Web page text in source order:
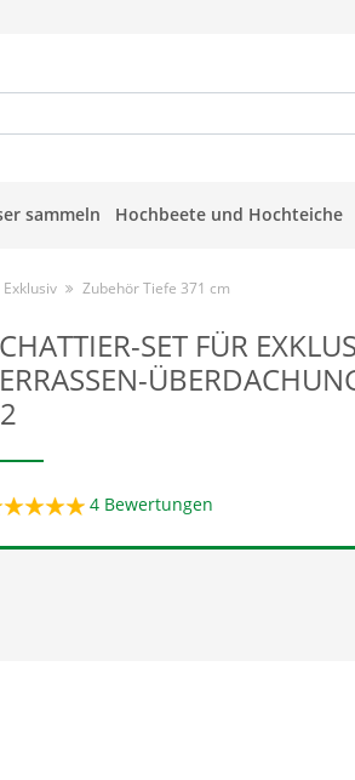
sammeln Hochbeete und Hochteiche
Zubehör Tiefe 371 cm
SET FÜR
ÜBERDACHUNG
4 Bewertungen